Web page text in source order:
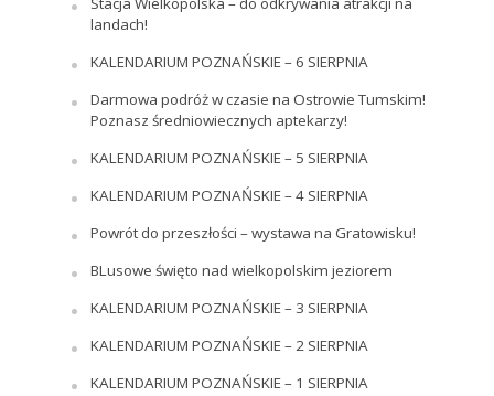
landach!
KALENDARIUM POZNAŃSKIE – 6 SIERPNIA
Darmowa podróż w czasie na Ostrowie Tumskim!
Poznasz średniowiecznych aptekarzy!
KALENDARIUM POZNAŃSKIE – 5 SIERPNIA
KALENDARIUM POZNAŃSKIE – 4 SIERPNIA
Powrót do przeszłości – wystawa na Gratowisku!
BLusowe święto nad wielkopolskim jeziorem
KALENDARIUM POZNAŃSKIE – 3 SIERPNIA
KALENDARIUM POZNAŃSKIE – 2 SIERPNIA
KALENDARIUM POZNAŃSKIE – 1 SIERPNIA